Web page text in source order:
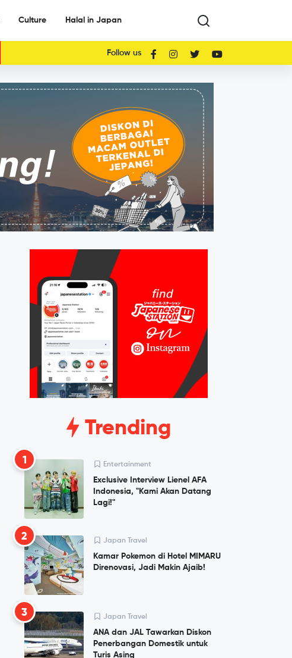
Culture Halal in Japan
Follow us
Trending
1 Entertainment
Exclusive Interview Lienel AFA
Indonesia, "Kami Akan Datang
Lagi!"
2 Japan Travel
Kamar Pokemon di Hotel MIMARU
Direnovasi, Jadi Makin Ajaib!
3 Japan Travel
ANA dan JAL Tawarkan Diskon
Penerbangan Domestik untuk
Turis Asing